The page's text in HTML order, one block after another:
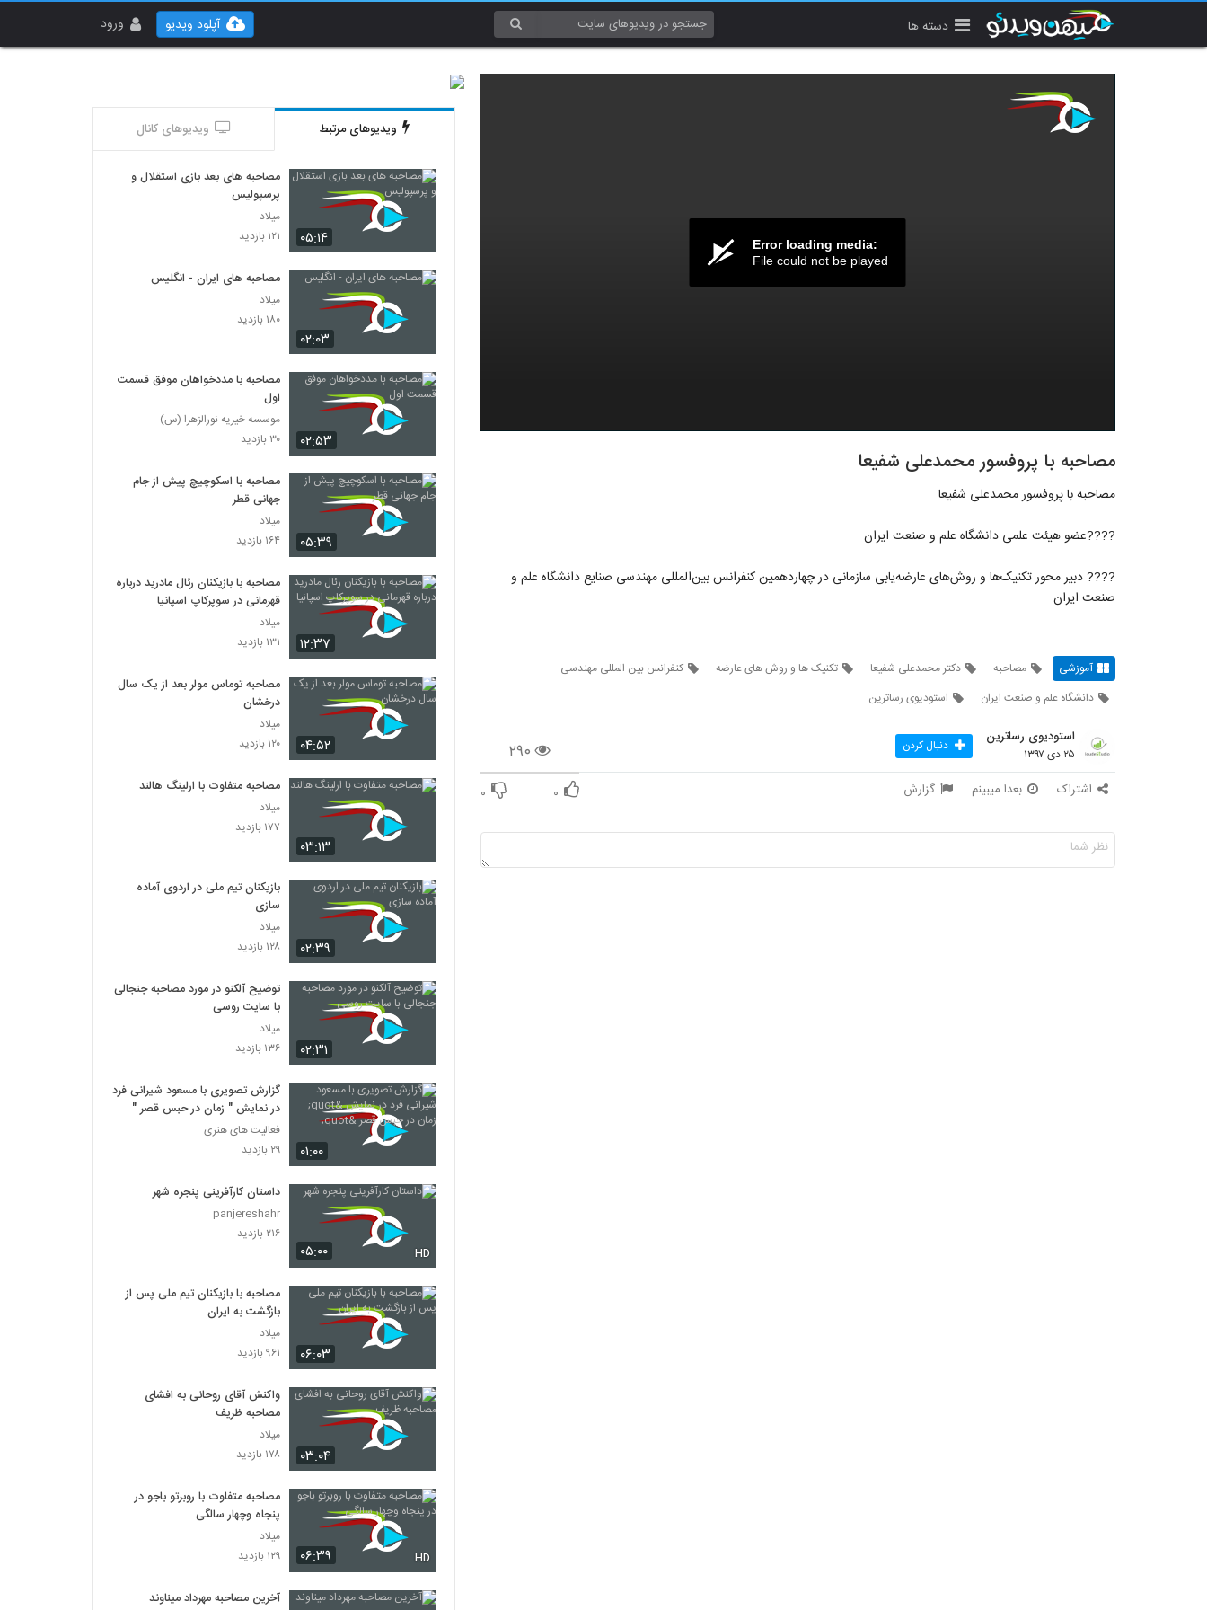
دسته ها ورود آپلود ویدیو
Error loading media:
File could not be played
مصاحبه با پروفسور محمدعلی شفیعا
مصاحبه با پروفسور محمدعلی شفیعا
????عضو هیئت علمی دانشگاه علم ‌و‌ صنعت ایران
???? دبیر محور تکنیک‌ها و روش‌های عارضه‌یابی سازمانی در چهاردهمین کنفرانس بین‌المللی مهندسی صنایع دانشگاه علم و
صنعت ایران
آموزشی مصاحبه دکتر محمدعلی شفیعا تکنیک ها و روش های عارضه
کنفرانس بین المللی مهندسی
دانشگاه علم و صنعت ایران
استودیوی رساترین
۲۹۰
استودیوی رساترین
۲۵ دی ۱۳۹۷ دنبال کردن
اشتراک بعدا میبینم گزارش ۰ ۰
ویدیوهای مرتبط ویدیوهای کانال
۰۵:۱۴
مصاحبه های بعد بازی استقلال و
پرسپولیس
میلاد
۱۲۱ بازدید
۰۲:۰۳
مصاحبه های ایران - انگلیس
میلاد
۱۸۰ بازدید
۰۲:۵۳
مصاحبه با مددخواهان موفق قسمت
اول
موسسه خیریه نورالزهرا (س)
۳۰ بازدید
۰۵:۳۹
مصاحبه با اسکوچیچ پیش از جام
جهانی قطر
میلاد
۱۶۴ بازدید
۱۲:۳۷
مصاحبه با بازیکنان رئال مادرید درباره
قهرمانی در سوپرکاپ اسپانیا
میلاد
۱۳۱ بازدید
۰۴:۵۲
مصاحبه توماس مولر بعد از یک سال
درخشان
میلاد
۱۲۰ بازدید
۰۳:۱۳
مصاحبه متفاوت با ارلینگ هالند
میلاد
۱۷۷ بازدید
۰۲:۳۹
بازیکنان تیم ملی در اردوی آماده
سازی
میلاد
۱۲۸ بازدید
۰۲:۳۱
توضیح آلکنو در مورد مصاحبه جنجالی
با سایت روسی
میلاد
۱۳۶ بازدید
۰۱:۰۰
گزارش تصویری با مسعود شیرانی فرد
در نمایش " زمان در حبس قصر "
فعالیت های هنری
۲۹ بازدید
۰۵:۰۰ HD
داستان کارآفرینی پنجره شهر
panjereshahr
۲۱۶ بازدید
۰۶:۰۳
مصاحبه با بازیکنان تیم ملی پس از
بازگشت به ایران
میلاد
۹۶۱ بازدید
۰۳:۰۴
واکنش آقای روحانی به افشای
مصاحبه ظریف
میلاد
۱۷۸ بازدید
۰۶:۳۹ HD
مصاحبه متفاوت با روبرتو باجو در
پنجاه‌ وچهار سالگی
میلاد
۱۲۹ بازدید
آخرین مصاحبه مهرداد میناوند